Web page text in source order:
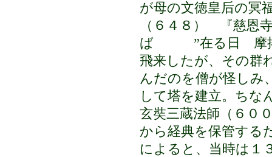
が母の文徳皇后の冥
（６４８）
『慈恩
ば ”在る日 摩掲
飛来したが、その群
んだのを僧が怪しみ
して塔を建立。ちな
玄奘三蔵法師（６０
から経典を保管する
によると、当時は１